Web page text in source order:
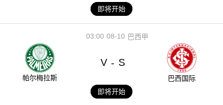
即将开始
08-10
03:00 巴西甲
帕尔梅拉斯
V - S
巴西国际
即将开始